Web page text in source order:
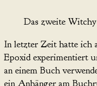
Das zweite
In letzter Zeit hatte ich
Epoxid experimentiert
an einem Buch
ein Anhänger am